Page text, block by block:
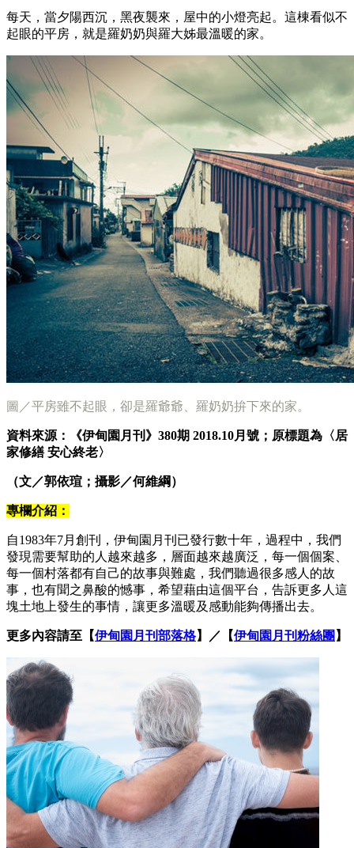
每天，當夕陽西沉，黑夜襲來，屋中的小燈亮起。這棟看似不
起眼的平房，就是羅奶奶與羅大姊最溫暖的家。
圖／平房雖不起眼，卻是羅爺爺、羅奶奶拚下來的家。
資料來源：《伊甸園月刊》380期 2018.10月號；原標題為〈居
家修繕 安心終老〉
（文／郭依瑄；攝影／何維綱）
專欄介紹：
自1983年7月創刊，伊甸園月刊已發行數十年，過程中，我們
發現需要幫助的人越來越多，層面越來越廣泛，每一個個案、
每一個村落都有自己的故事與難處，我們聽過很多感人的故
事，也有聞之鼻酸的憾事，希望藉由這個平台，告訴更多人這
塊土地上發生的事情，讓更多溫暖及感動能夠傳播出去。
更多內容請至【伊甸園月刊部落格】／【伊甸園月刊粉絲團 】